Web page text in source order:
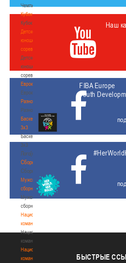
Чемпионат
Кубок
Кубок
Детско-
юношеские
соревнования
Детско-
юношеские
соревнования
Еврокубки
Еврокубки
Разное
Разное
Баскетбол
3х3
Баскетбол
3х3
Лого[modid=121]
Сборные
Сборные
Мужские
сборные
Мужские
сборные
Национальная
команда
Национальная
команда
Национальная
команда
Наш
FIBA Europe
Youth
БЫСТРЫЕ